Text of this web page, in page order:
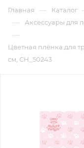
Главная — Каталог
— Аксессуары для
—
Цветная плёнка для
см, СН_50243